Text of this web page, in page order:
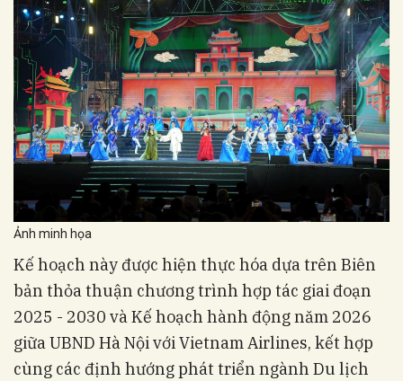
Ảnh minh họa
Kế hoạch này được hiện thực hóa dựa trên Biên
bản thỏa thuận chương trình hợp tác giai đoạn
2025 - 2030 và Kế hoạch hành động năm 2026
giữa UBND Hà Nội với Vietnam Airlines, kết hợp
cùng các định hướng phát triển ngành Du lịch